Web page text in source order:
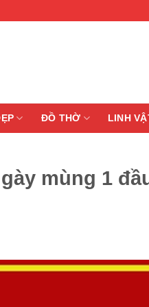
ĐỒ THỜ LINH
mùng 1